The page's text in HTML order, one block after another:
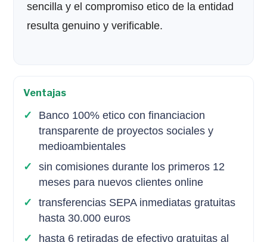
sencilla y el compromiso etico de la entidad
resulta genuino y verificable.
Ventajas
Banco 100% etico con financiacion
transparente de proyectos sociales y
medioambientales
sin comisiones durante los primeros 12
meses para nuevos clientes online
transferencias SEPA inmediatas gratuitas
hasta 30.000 euros
hasta 6 retiradas de efectivo gratuitas al